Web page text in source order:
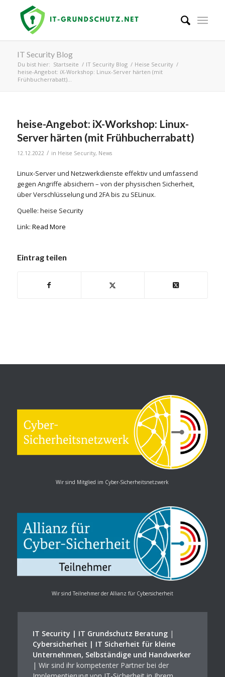
IT Security Blog
Du bist hier: Startseite / IT Security Blog / Heise Security /
heise-Angebot: iX-Workshop: Linux-Server härten (mit
Frühbucherrabatt)...
heise-Angebot: iX-Workshop: Linux-
Server härten (mit Frühbucherrabatt)
12.12.2022 / in Heise Security, News
Linux-Server und Netzwerkdienste effektiv und umfassend
gegen Angriffe absichern – von der physischen Sicherheit,
über Verschlüsselung und 2FA bis zu SELinux.
Quelle: heise Security
Link: Read More
Eintrag teilen
Wir sind Mitglied im Cyber-Sicherheitsnetzwerk
Wir sind Teilnehmer der Allianz für Cybersicherheit
IT Security | IT Grundschutz Beratung|
Cybersicherheit | IT Sicherheit für kleine
Unternehmen, Selbständige und Handwerker
| Wir sind ihr kompetenter Partner bei der